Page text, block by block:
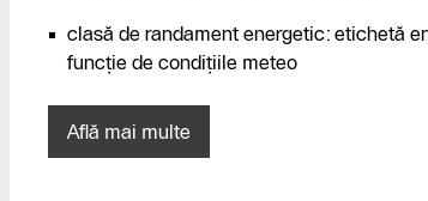
clasă de randament energetic: etichetă
funcție de condițiile meteo
Află mai multe